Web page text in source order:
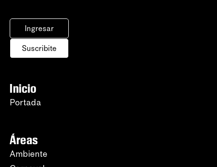
Ingresar
Suscribite
Inicio
Portada
Áreas
Ambiente